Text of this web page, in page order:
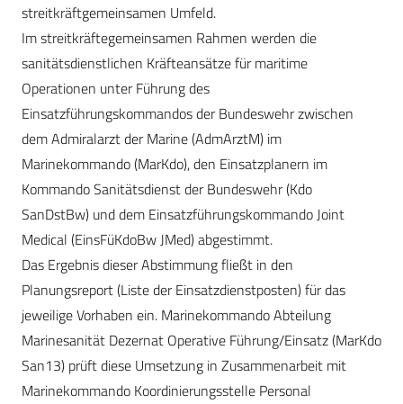
streitkräftgemeinsamen Umfeld.
Im streitkräftegemeinsamen Rahmen werden die
sanitätsdienstlichen Kräfteansätze für maritime
Operationen unter Führung des
Einsatzführungskommandos der Bundeswehr zwischen
dem Admiralarzt der Marine (AdmArztM) im
Marinekommando (MarKdo), den Einsatzplanern im
Kommando Sanitätsdienst der Bundeswehr (Kdo
SanDstBw) und dem Einsatzführungskommando Joint
Medical (EinsFüKdoBw JMed) abgestimmt.
Das Ergebnis dieser Abstimmung fließt in den
Planungsreport (Liste der Einsatzdienstposten) für das
jeweilige Vorhaben ein. Marinekommando Abteilung
Marinesanität Dezernat Operative Führung/Einsatz (MarKdo
San13) prüft diese Umsetzung in Zusammenarbeit mit
Marinekommando Koordinierungsstelle Personal